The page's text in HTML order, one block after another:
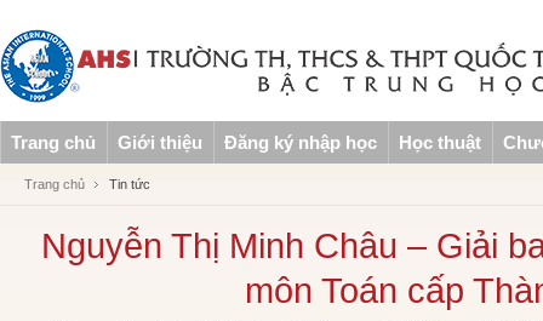
Trang chủ Giới thiệu Đăng ký nhập học Học thuật
Trang chủ Tin tức
Nguyễn Thị Minh Châu – Giải
môn Toán cấp